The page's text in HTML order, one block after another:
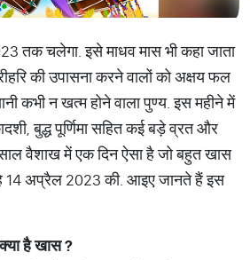
तक चलेगा. इसे माधव मास भी कहा जाता
की उपासना करने वालों को अक्षय फल
कभी न खत्म होने वाला पुण्य. इस महीने में
बुद्ध पूर्णिमा सहित कई बड़े व्रत और
वैशाख में एक दिन ऐसा है जो बहुत खास
है 14 अप्रैल 2023 की. आइए जानते हैं इस
क्याहैखास?